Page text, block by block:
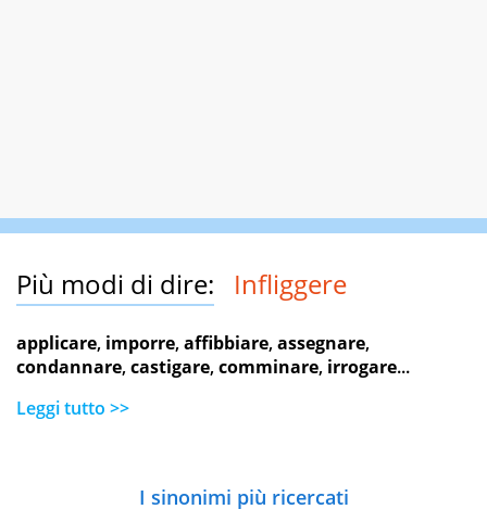
Più modi di dire: Infliggere
applicare, imporre,affibbiare,assegnare,
condannare,castigare,comminare, irrogare...
Leggi tutto >>
I sinonimi più ricercati